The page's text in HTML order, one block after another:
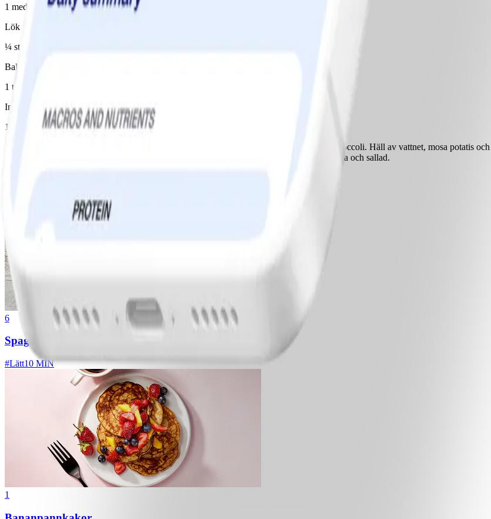
1 medelstor(t)/medelstora
Lök
¼ st, röd/röda
Balsamvinäger
1 tsk
Instruktioner
1
Skala och dela potatisen i mindre bitar. Dela broccoli i mindre buketter. Koka potatis och broccoli. Häll av vattnet, mosa potatis
blanda samman och ringla över vinäger. Stek kotletten i margarin och servera med mos, salsa och sallad.
6
Spagetti med köttfärssås
#Lätt10 MIN
1